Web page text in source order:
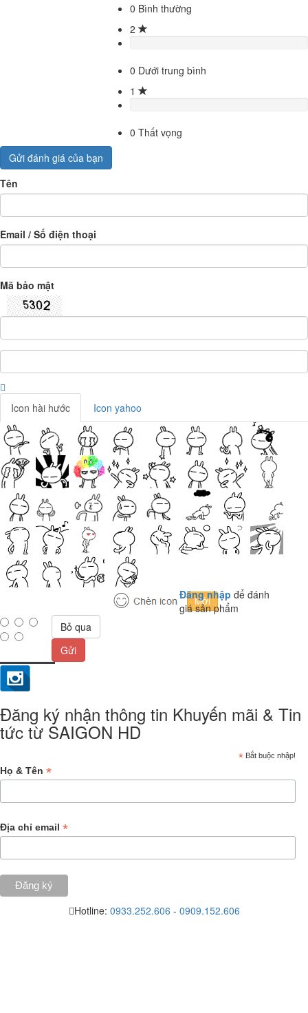
0 Bình thường
2
0 Dưới trung bình
1
0 Thất vọng
Gửi đánh giá của bạn
Tên
Email / Số điện thoại
Mã bảo mật
Icon hài hước Icon yahoo
Đăng nhập để đánh
giá sản phẩm
Bỏ qua
Gửi
Đăng ký nhận thông tin Khuyến mãi & Tin
tức từ SAIGON HD
* Bắt buộc nhập!
Họ & Tên *
Địa chỉ email *
Hotline: 0933.252.606 - 0909.152.606